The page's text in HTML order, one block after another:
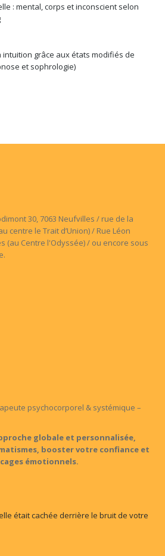
: mental, corps et inconscient selon
grâce aux états modifiés de
et sophrologie)
30, 7063 Neufvilles / rue de la
centre le Trait d’Union) / Rue Léon
(au Centre l'Odyssée) / ou encore sous
psychocorporel & systémique –
globale et personnalisée,
booster votre confiance et
émotionnels.
était cachée derrière le bruit de votre